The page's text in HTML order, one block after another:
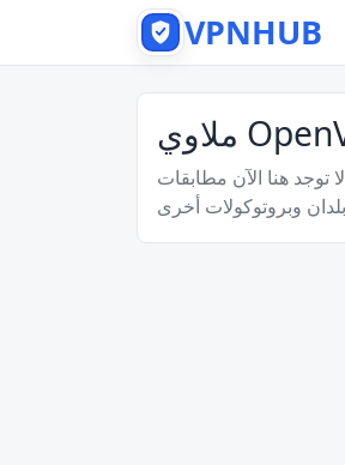
VPNHUB
لا توجد هنا الآن مطابقات VPN دقيقة، ولكن لا يزال بإمكانك استكشاف خيارات VPN مجانية